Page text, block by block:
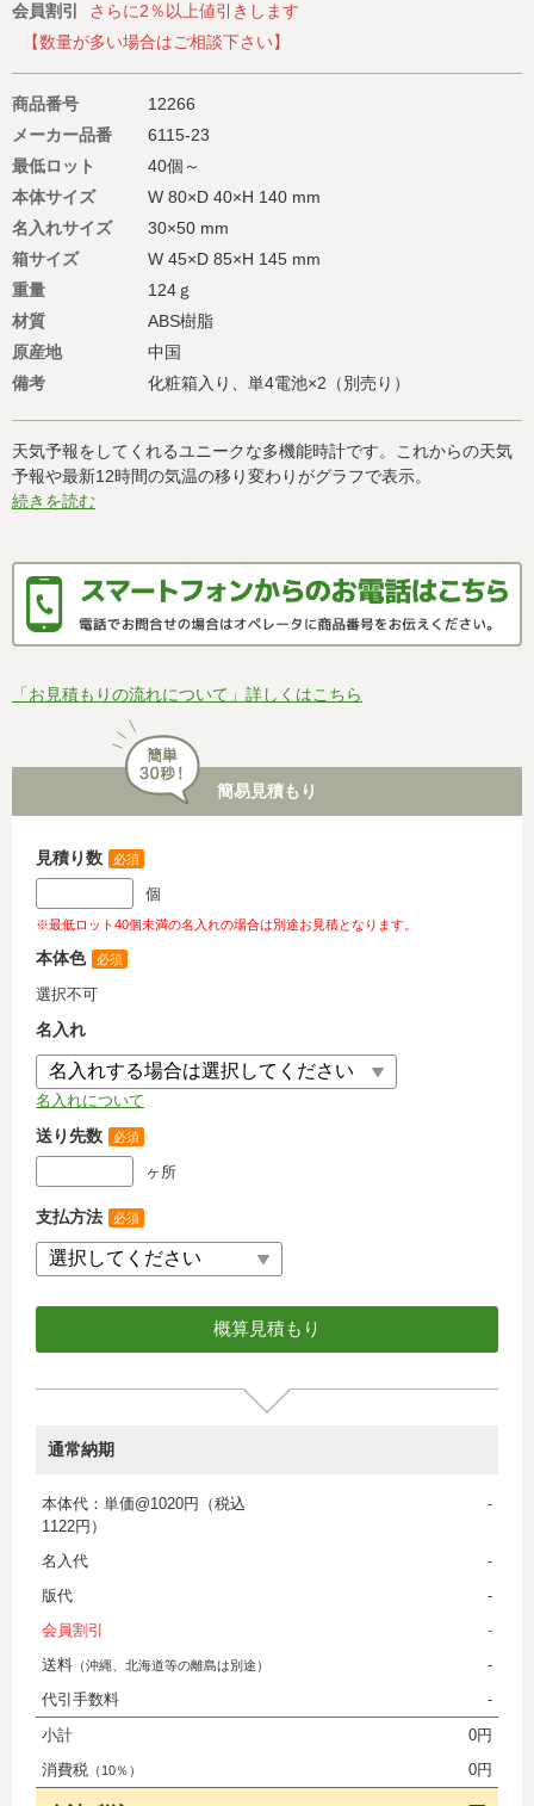
会員割引
さらに2％以上値引きします
【数量が多い場合はご相談下さい】
商品番号
12266
メーカー品番
6115-23
最低ロット
40個～
本体サイズ
W 80×D 40×H 140 mm
名入れサイズ
30×50 mm
箱サイズ
W 45×D 85×H 145 mm
重量
124ｇ
材質
ABS樹脂
原産地
中国
備考
化粧箱入り、単4電池×2（別売り）
天気予報をしてくれるユニークな多機能時計です。これからの天気
予報や最新12時間の気温の移り変わりがグラフで表示。
続きを読む
「お見積もりの流れについて」詳しくはこちら
簡易見積もり
見積り数 必須
個
※最低ロット40個未満の名入れの場合は別途お見積となります。
本体色 必須
選択不可
名入れ
名入れについて
送り先数 必須
ヶ所
支払方法 必須
通常納期
本体代：単価@1020円（税込
1122円）
-
名入代
-
版代
-
会員割引
-
送料 （沖縄、北海道等の離島は別途）
-
代引手数料
-
小計
0円
消費税 （10％） 0円